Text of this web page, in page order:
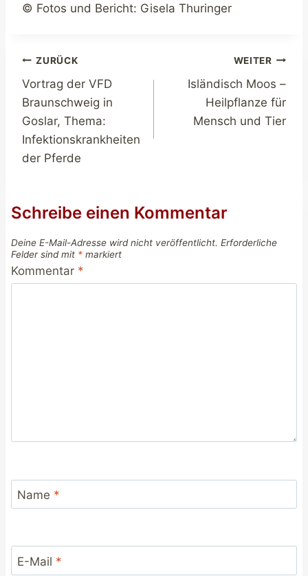
© Fotos und Bericht: Gisela Thuringer
Beitragsnavigation
ZURÜCK
Vortrag der VFD
Braunschweig in
Goslar, Thema:
Infektionskrankheiten
der Pferde
WEITER
Isländisch Moos –
Heilpflanze für
Mensch und Tier
Schreibe einen Kommentar
Deine E-Mail-Adresse wird nicht veröffentlicht. Erforderliche
Felder sind mit * markiert
Kommentar *
Name *
E-Mail *